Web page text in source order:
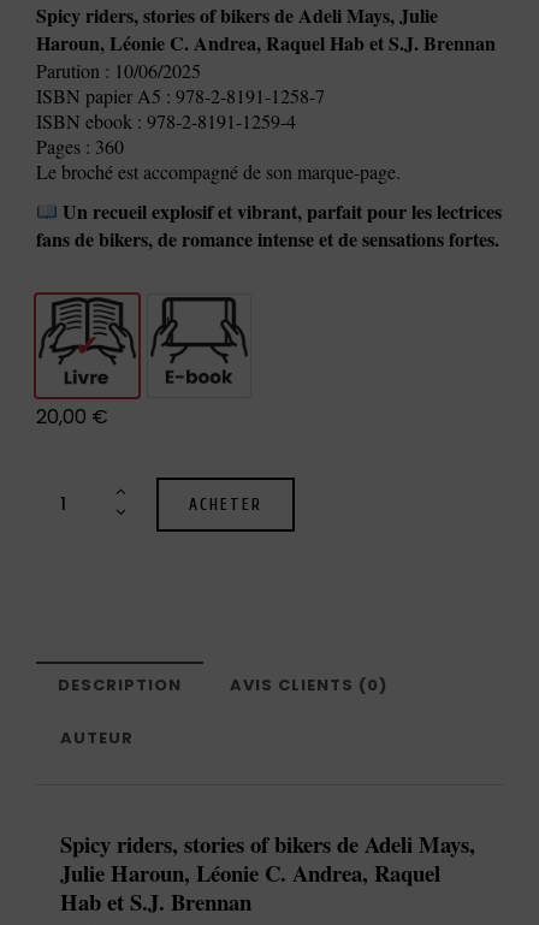
Spicy riders, stories of bikers de Adeli Mays, Julie
Haroun, Léonie C. Andrea, Raquel Hab et S.J. Brennan
Parution : 10/06/2025
ISBN papier A5 : 978-2-8191-1258-7
ISBN ebook : 978-2-8191-1259-4
Pages : 360
Le broché est accompagné de son marque-page.
Un recueil explosif et vibrant, parfait pour les lectrices
fans de bikers, de romance intense et de sensations fortes.
Livre E-book
20,00 €
ACHETER
DESCRIPTION AVIS CLIENTS (0)
AUTEUR
Spicy riders, stories of bikers de Adeli Mays,
Julie Haroun, Léonie C. Andrea, Raquel
Hab et S.J. Brennan